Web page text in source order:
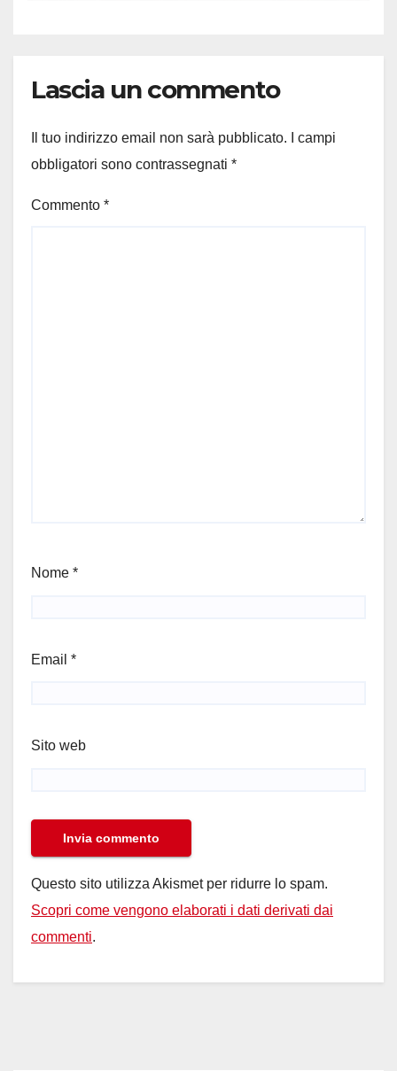
Lascia un commento
Il tuo indirizzo email non sarà pubblicato.
I campi
obbligatori sono contrassegnati *
Commento *
Nome *
Email *
Sito web
Questo sito utilizza Akismet per ridurre lo spam.
Scopri come vengono elaborati i dati derivati dai
commenti.